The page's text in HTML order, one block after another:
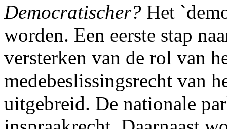
Democratischer? Het
worden. Een eerste stap
versterken van de rol van
medebeslissingsrecht van
uitgebreid. De nationale